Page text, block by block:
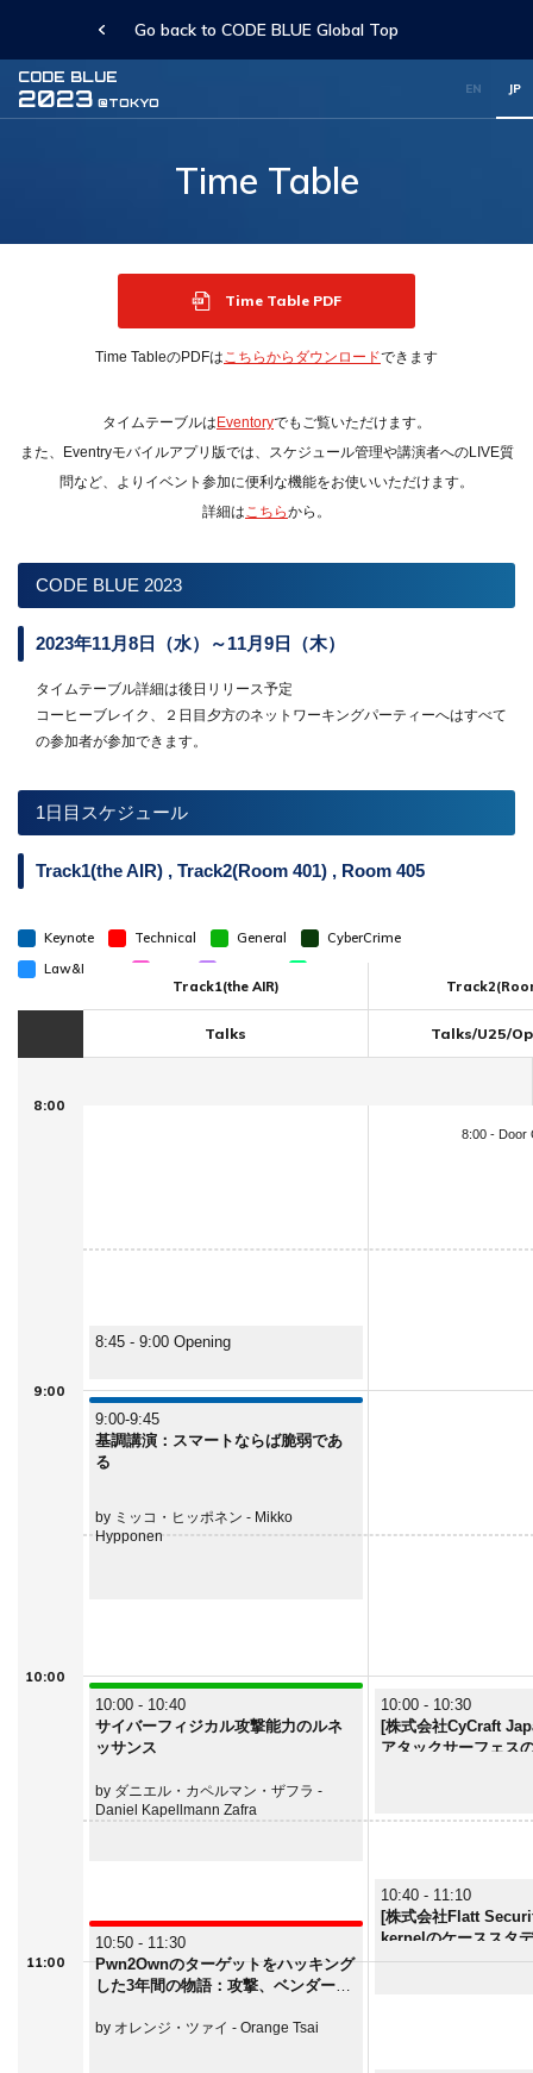
Go back to CODE BLUE Global Top
CODE BLUE
2023 @TOKYO
EN JP
Time Table
Time Table PDF
Time TableのPDFはこちらからダウンロードできます
タイムテーブルは Eventoryでもご覧いただけます。
また、Eventryモバイルアプリ版では、スケジュール管理や講演者へのLIVE質
問など、よりイベント参加に便利な機能をお使いいただけます。
詳細はこちらから。
CODE BLUE 2023
2023年11月8日（水）～11月9日（木）
タイムテーブル詳細は後日リリース予定
コーヒーブレイク、２日目夕方のネットワーキングパーティーへはすべて
の参加者が参加できます。
1日目スケジュール
Track1(the AIR) , Track2(Room 401) , Room 405
Keynote Technical General
CyberCrime
Law&Policy
11月8日 タイムテーブル
Track1(the AIR)
Talks Talks/U25/
8:00
9:00
10:00
11:00
8:00 - Door
8:45 - 9:00 Opening
9:00-9:45
基調講演：スマートならば脆弱であ
る
by ミッコ・ヒッポネン - Mikko
Hypponen
10:00 - 10:40
サイバーフィジカル攻撃能力のルネ
ッサンス
by ダニエル・カペルマン・ザフラ -
Daniel Kapellmann Zafra
10:50 - 11:30
Pwn2Ownのターゲットをハッキング
した3年間の物語：攻撃、ベンダーの
by オレンジ・ツァイ - Orange Tsai
10:00 - 10:30
[株式会社CyCraft
アタックサーフェス
10:40 - 11:10
[株式会社Flatt
kernelのケーススタ
間が見つけるべき脆